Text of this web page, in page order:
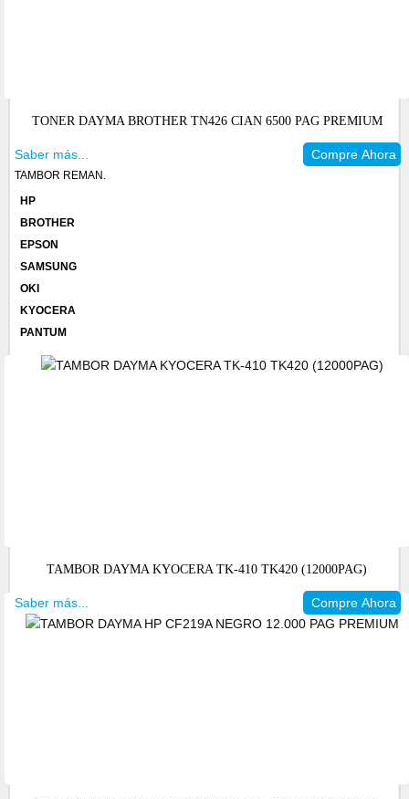
TONER DAYMA BROTHER TN426 CIAN 6500 PAG PREMIUM
Saber más... Compre Ahora
TAMBOR REMAN.
HP
BROTHER
EPSON
SAMSUNG
OKI
KYOCERA
PANTUM
TAMBOR DAYMA KYOCERA TK-410 TK420 (12000PAG)
Saber más... Compre Ahora